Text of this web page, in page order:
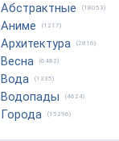
Абстрактные (18053)
Аниме (1217)
Архитектура (2816)
Весна (6482)
Вода (1335)
Водопады (4624)
Города (15296)